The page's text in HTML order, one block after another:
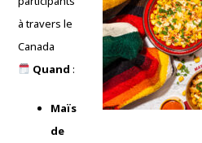
à travers le
Canada
Quand :
Maïs
de